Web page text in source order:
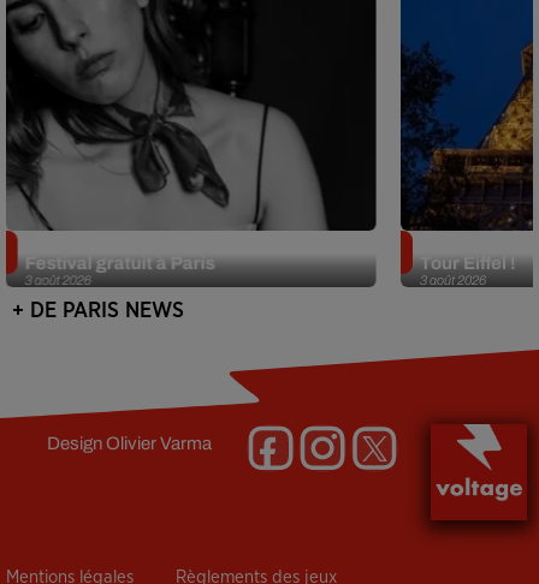
3 août 2026
Festival gratuit à Paris
3 août 2026
Tour Eiffel !
+ DE PARIS NEWS
DesignOlivier Varma
Mentions légales Règlements des jeux